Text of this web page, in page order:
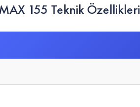
155 Teknik Özellikleri